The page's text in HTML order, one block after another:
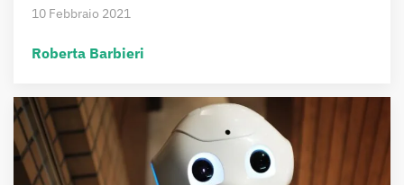
10 Febbraio 2021
Roberta Barbieri